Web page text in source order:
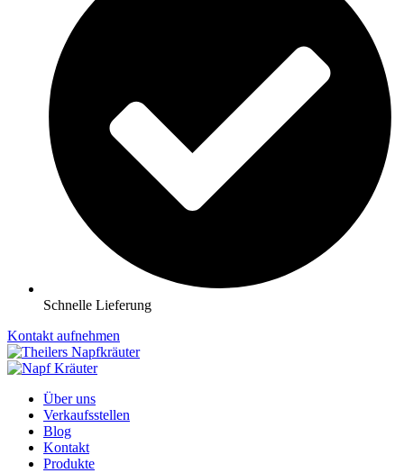
Schnelle Lieferung
Kontakt aufnehmen
Über uns
Verkaufsstellen
Blog
Kontakt
Produkte